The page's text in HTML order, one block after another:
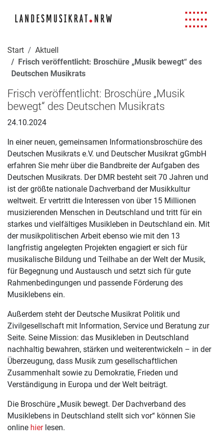
Start
Aktuell
Frisch veröffentlicht: Broschüre „Musik bewegt“ des
Deutschen Musikrats
Frisch veröffentlicht: Broschüre „Musik
bewegt“ des Deutschen Musikrats
24.10.2024
In einer neuen, gemeinsamen Informationsbroschüre des
Deutschen Musikrats e.V. und Deutscher Musikrat gGmbH
erfahren Sie mehr über die Bandbreite der Aufgaben des
Deutschen Musikrats. Der DMR besteht seit 70 Jahren und
ist der größte nationale Dachverband der Musikkultur
weltweit. Er vertritt die Interessen von über 15 Millionen
musizierenden Menschen in Deutschland und tritt für ein
starkes und vielfältiges Musikleben in Deutschland ein. Mit
der musikpolitischen Arbeit ebenso wie mit den 13
langfristig angelegten Projekten engagiert er sich für
musikalische Bildung und Teilhabe an der Welt der Musik,
für Begegnung und Austausch und setzt sich für gute
Rahmenbedingungen und passende Förderung des
Musiklebens ein.
Außerdem steht der Deutsche Musikrat Politik und
Zivilgesellschaft mit Information, Service und Beratung zur
Seite. Seine Mission: das Musikleben in Deutschland
nachhaltig bewahren, stärken und weiterentwickeln – in der
Überzeugung, dass Musik zum gesellschaftlichen
Zusammenhalt sowie zu Demokratie, Frieden und
Verständigung in Europa und der Welt beiträgt.
Die Broschüre „Musik bewegt. Der Dachverband des
Musiklebens in Deutschland stellt sich vor“ können Sie
online hierlesen.